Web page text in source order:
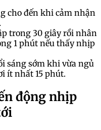
cho đến khi cảm nhận
trong 30 giây rồi nhân
1 phút nếu thấy nhịp
sáng sớm khi vừa ngủ
ít nhất 15 phút.
động nhịp